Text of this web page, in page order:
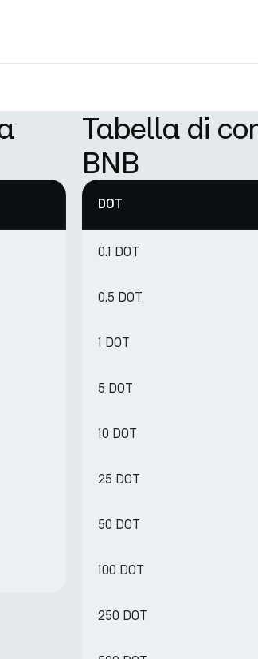
Tabella di
BNB
DOT
0.1 DOT
0.5 DOT
1 DOT
5 DOT
10 DOT
25 DOT
50 DOT
100 DOT
250 DOT